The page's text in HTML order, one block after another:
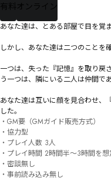
有料 オンライン
あなた達は、とある部屋で目を覚
しかし、あなた達は二つのことを
一つは、失った『記憶』を取り戻
う一つは、隣にいる二人は仲間で
あなた達は互いに顔を見合わせ、
した。
・GM要（GMガイド販売方式）
・協力型
・プレイ人数 3人
・プレイ時間 2時間半〜3時間を
・密談無し
・事前読み込み無し